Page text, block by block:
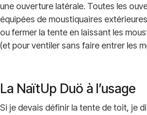
une ouverture latérale. Toutes les
équipées de moustiquaires
ou fermer la tente en laissant les
(et pour ventiler sans faire entrer les
La NaïtUp Duö à l’usage
Si je devais définir la tente de toit, je